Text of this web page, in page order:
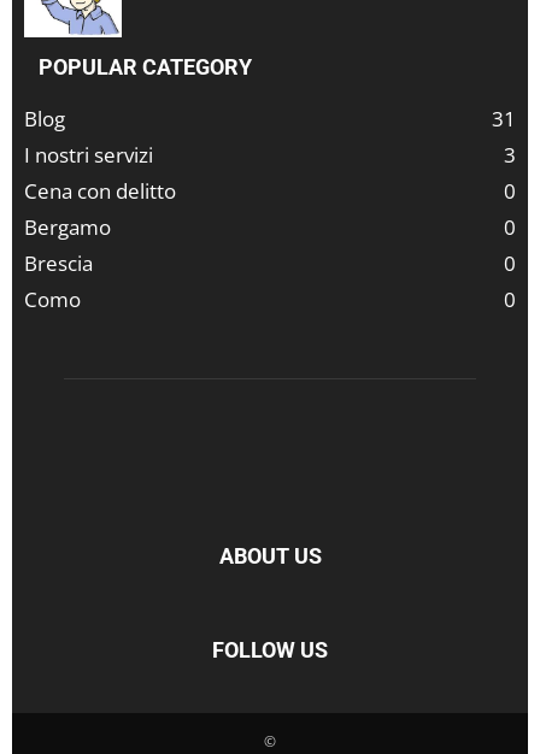
POPULAR CATEGORY
Blog
31
I nostri servizi
3
Cena con delitto
0
Bergamo
0
Brescia
0
Como
0
ABOUT US
FOLLOW US
©